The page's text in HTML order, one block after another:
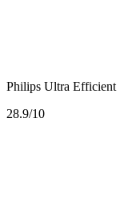
Philips Ultra Efficient
28.9/10